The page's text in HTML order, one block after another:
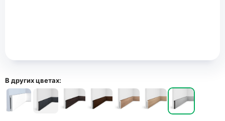
В других цветах: